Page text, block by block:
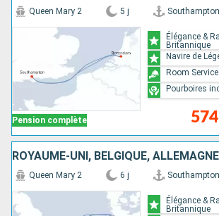
Pension complète
Queen Mary 2 5 j Southampton
Élégance &
Britannique
Navire de
Room
Pourboires
ROYAUME-UNI, BELGIQUE, ALLEMAGNE
Queen Mary 2 6 j Southampton
Élégance &
Britannique